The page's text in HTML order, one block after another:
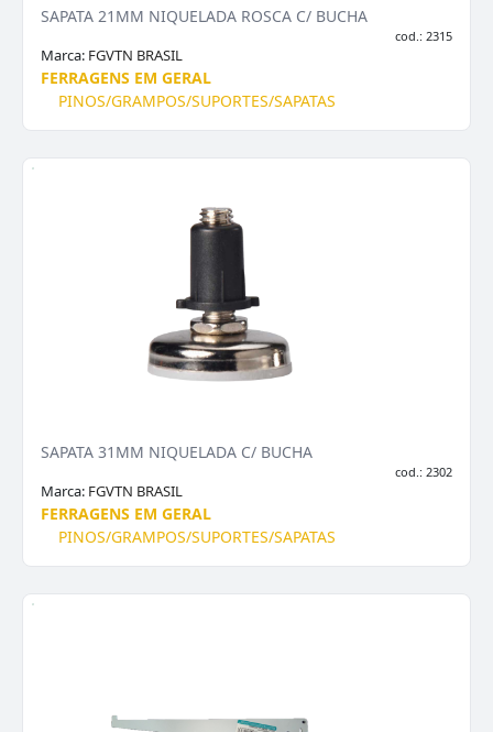
SAPATA 21MM NIQUELADA ROSCA C/ BUCHA
cod.: 2315
Marca: FGVTN BRASIL
FERRAGENS EM GERAL
PINOS/GRAMPOS/SUPORTES/SAPATAS
SAPATA 31MM NIQUELADA C/ BUCHA
cod.: 2302
Marca: FGVTN BRASIL
FERRAGENS EM GERAL
PINOS/GRAMPOS/SUPORTES/SAPATAS